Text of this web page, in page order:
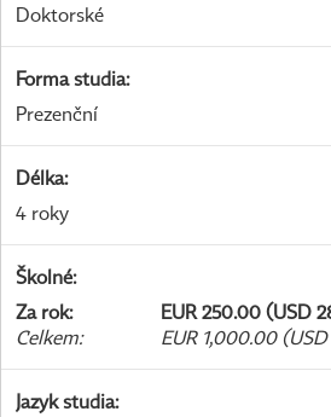
Doktorské
Forma studia:
Prezenční
Délka:
4 roky
Školné:
Za rok:
EUR 250.00 (USD
Celkem: EUR 1,000.00 (USD
Jazyk studia: